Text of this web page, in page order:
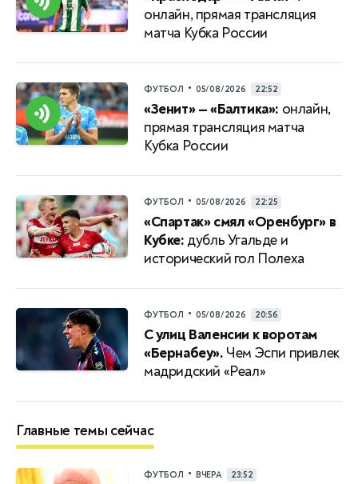
онлайн, прямая трансляция
матча Кубка России
ФУТБОЛ • 05/08/2026 22:52
«Зенит» — «Балтика»: онлайн,
прямая трансляция матча
Кубка России
ФУТБОЛ • 05/08/2026 22:25
«Спартак» смял «Оренбург» в
Кубке: дубль Угальде и
исторический гол Полеха
ФУТБОЛ • 05/08/2026 20:56
С улиц Валенсии к воротам
«Бернабеу». Чем Эспи привлек
мадридский «Реал»
Главные темы сейчас
ФУТБОЛ • ВЧЕРА 23:52